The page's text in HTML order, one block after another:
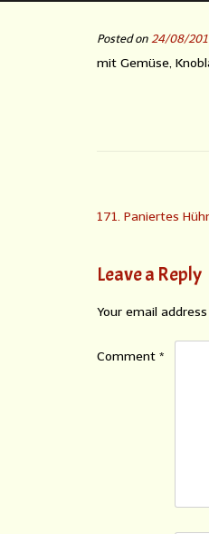
Posted on 24/08/
mit Gemüse,
171. Paniertes
Leave a Reply
Your email
Comment *